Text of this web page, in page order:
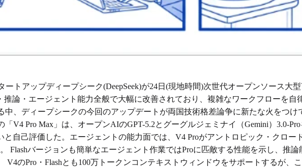
トアップディープシーク(DeepSeek)が24日(現地時間)次世代オープンソース大
推論・エージェント能力全般で大幅に改善されており、複雑なワークフローを
中、ディープシークの今回のアップデートが両国技術格差論争に新たな火をつけ
V4 Pro Max」は、オープンAIのGPT-5.2とグーグルジェミナイ（Gemini）3.0-
と自己評価した。エージェントの能力面では、V4 Proがアントロピック・クロー
Flashバージョンも簡単なエージェント作業ではProに匹敵する性能を示し、推
V4のPro・Flashとも100万トークンコンテキストウィンドウをサポートするが、